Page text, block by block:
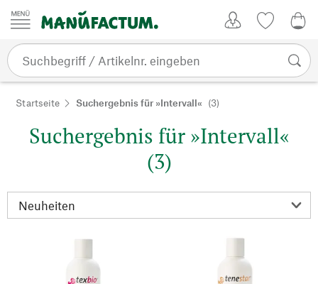
Zum Inhalt springen
Startseite Suchergebnis für »Intervall« (3)
Suchergebnis für »Intervall«
(3)